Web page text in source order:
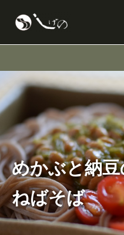
キ
プ
めかぶと納
ねばそば